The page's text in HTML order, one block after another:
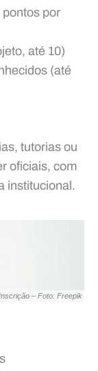
por
até 10)
(até
tutorias ou
oficiais, com
institucional.
– Foto: Freepik